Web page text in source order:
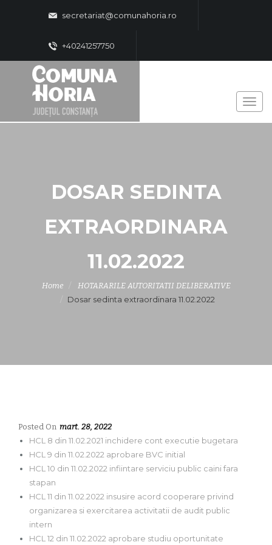
secretariat@comunahoria.ro
+40241257750
DOSAR SEDINTA
EXTRAORDINARA
11.02.2022
Home HOTARARILE AUTORITATII DELIBERATIVE
Dosar sedinta extraordinara 11.02.2022
Posted On mart. 28, 2022
HCL 8 din 11.02.2021 inchidere cont executie bugetara
HCL 9 din 11.02.2022 aprobare BVC initial
HCL 10 din 11.02.2022 infiintare serviciu public caini fara
stapan
HCL 11 din 11.02.2022 insusire acord cooperare privind
organizarea si exercitarea activitatii de audit public
intern
HCL 12 din 11.02.2022 aprobare studiu oportunitate